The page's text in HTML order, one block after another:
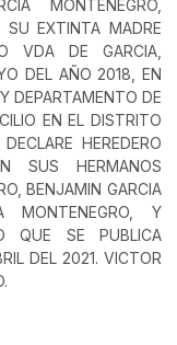
MONTENEGRO,
SU EXTINTA MADRE
VDA DE GARCIA,
DEL AÑO 2018, EN
DEPARTAMENTO DE
EN EL DISTRITO
HEREDERO
SUS HERMANOS
BENJAMIN GARCIA
MONTENEGRO, Y
QUE SE PUBLICA
DEL 2021. VICTOR